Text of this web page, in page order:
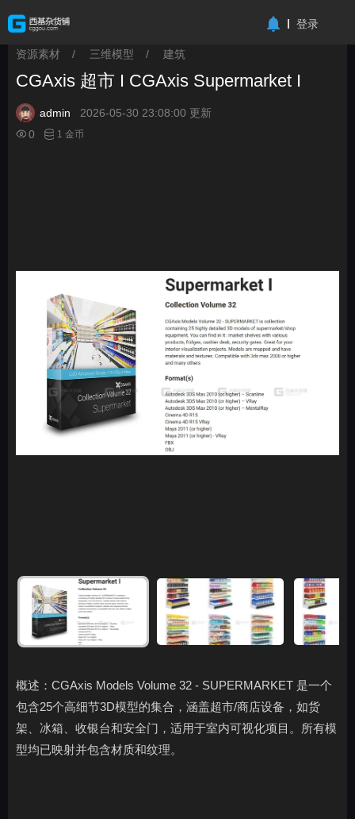
登录
资源素材 / 三维模型 / 建筑
CGAxis 超市 I CGAxis Supermarket I
admin
2026-05-30 23:08:00 更新
0
1 金币
概述：CGAxis Models Volume 32 - SUPERMARKET 是一个
包含25个高细节3D模型的集合，涵盖超市/商店设备，如货
架、冰箱、收银台和安全门，适用于室内可视化项目。所有模
型均已映射并包含材质和纹理。